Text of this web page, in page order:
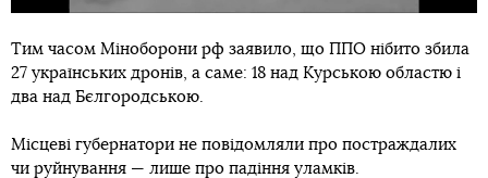
Тим часом Міноборони рф заявило, що ППО нібито збила
27 українських дронів, а саме: 18 над Курською областю і
два над Бєлгородською.
Місцеві губернатори не повідомляли про постраждалих
чи руйнування — лише про падіння уламків.